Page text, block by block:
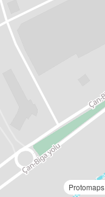
Protomaps